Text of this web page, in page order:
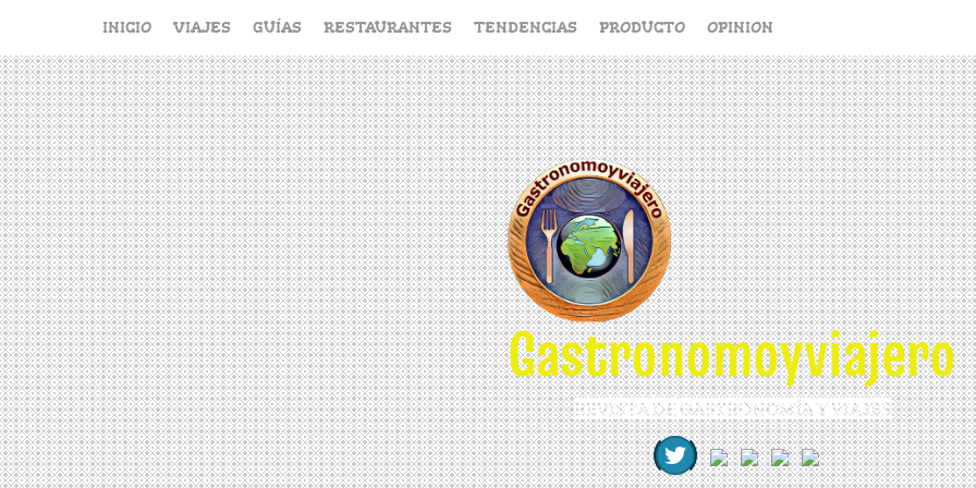
contenido
INICIO VIAJES GUÍAS RESTAURANTES TENDENCIAS PRODUCTO OPINION
Gastronomoyviajero
REVISTA DE GASTRONOMÍA Y VIAJES